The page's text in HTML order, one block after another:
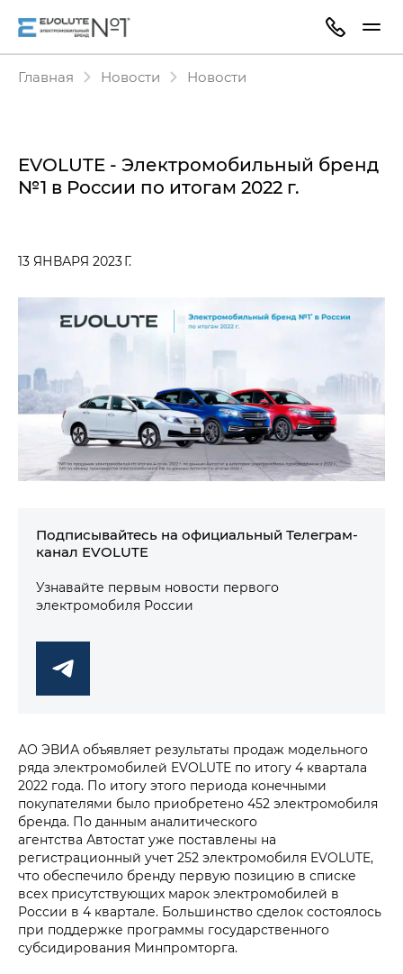
Главная Новости Новости
EVOLUTE - Электромобильный бренд
№1 в России по итогам 2022 г.
13 ЯНВАРЯ 2023 Г.
Подписывайтесь на официальный Телеграм-
канал EVOLUTE
Узнавайте первым новости первого
электромобиля России
АО ЭВИА объявляет результаты продаж модельного
ряда электромобилей EVOLUTE по итогу 4 квартала
2022 года. По итогу этого периода конечными
покупателями было приобретено 452 электромобиля
бренда. По данным аналитического
агентства Автостат уже поставлены на
регистрационный учет 252 электромобиля EVOLUTE,
что обеспечило бренду первую позицию в списке
всех присутствующих марок электромобилей в
России в 4 квартале. Большинство сделок состоялось
при поддержке программы государственного
субсидирования Минпромторга.